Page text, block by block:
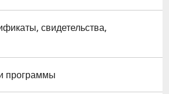
свидетельства,
программы